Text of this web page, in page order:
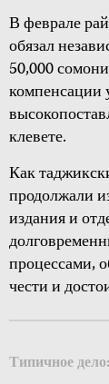
В феврале
обязал
50,000
компенсации
клевете.
Как
продолжали
издания и
процессами,
чести и
Типичное дело: